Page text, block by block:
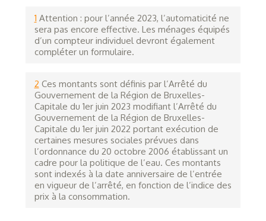
1 Attention : pour l’année 2023, l’automaticité ne
sera pas encore effective. Les ménages équipés
d’un compteur individuel devront également
compléter un formulaire.
2 Ces montants sont définis par l’Arrêté du
Gouvernement de la Région de Bruxelles-
Capitale du 1er juin 2023 modifiant l’Arrêté du
Gouvernement de la Région de Bruxelles-
Capitale du 1er juin 2022 portant exécution de
certaines mesures sociales prévues dans
l’ordonnance du 20 octobre 2006 établissant un
cadre pour la politique de l’eau. Ces montants
sont indexés à la date anniversaire de l’entrée
en vigueur de l’arrêté, en fonction de l’indice des
prix à la consommation.